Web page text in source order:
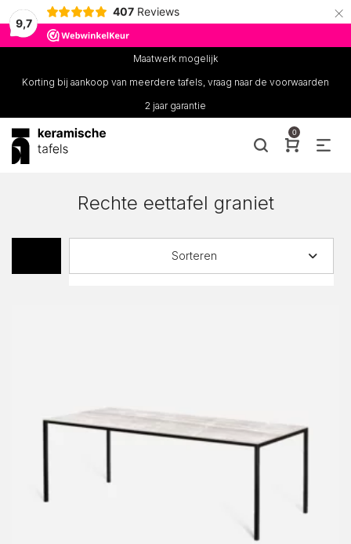
9,7
407 Reviews ×
Maatwerk mogelijk
Korting bij aankoop van meerdere tafels, vraag naar de voorwaarden
2 jaar garantie
0
Rechte eettafel graniet
Sorteren